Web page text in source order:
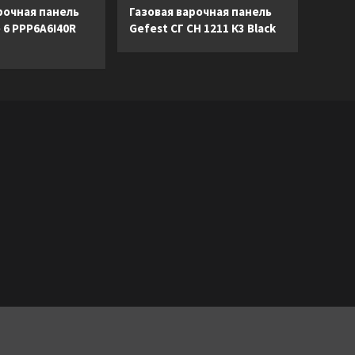
панель
PPP6A6I40R
Газовая варочная панель
Gefest СГ СН 1211 К3 Black